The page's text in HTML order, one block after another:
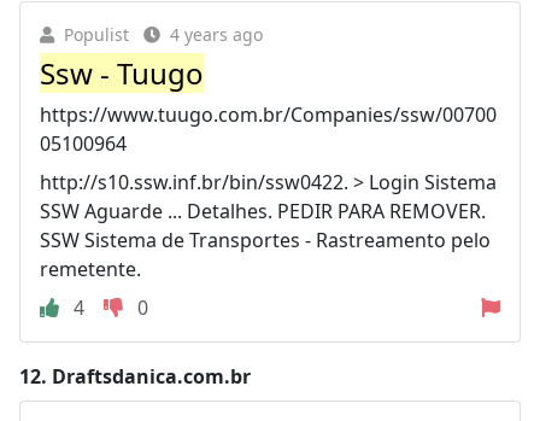
Populist 4 years ago
Ssw - Tuugo
https://www.tuugo.com.br/Companies/ssw/00700
05100964
http://s10.ssw.inf.br/bin/ssw0422. > Login Sistema
SSW Aguarde ... Detalhes. PEDIR PARA REMOVER.
SSW Sistema de Transportes - Rastreamento pelo
remetente.
4
0
12. Draftsdanica.com.br